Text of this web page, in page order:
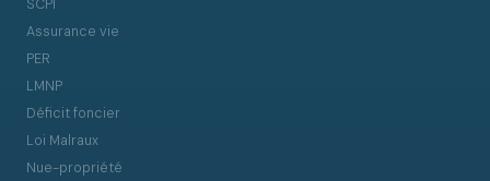
SCPI
Assurance vie
PER
LMNP
Déficit foncier
Loi Malraux
Nue-propriété